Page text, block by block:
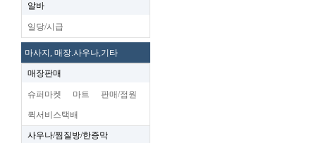
알바
일당/시급
마사지, 매장.사우나,기타
매장판매
슈퍼마켓 마트 판매/점원
퀵서비스택배
사우나/찜질방/한증막